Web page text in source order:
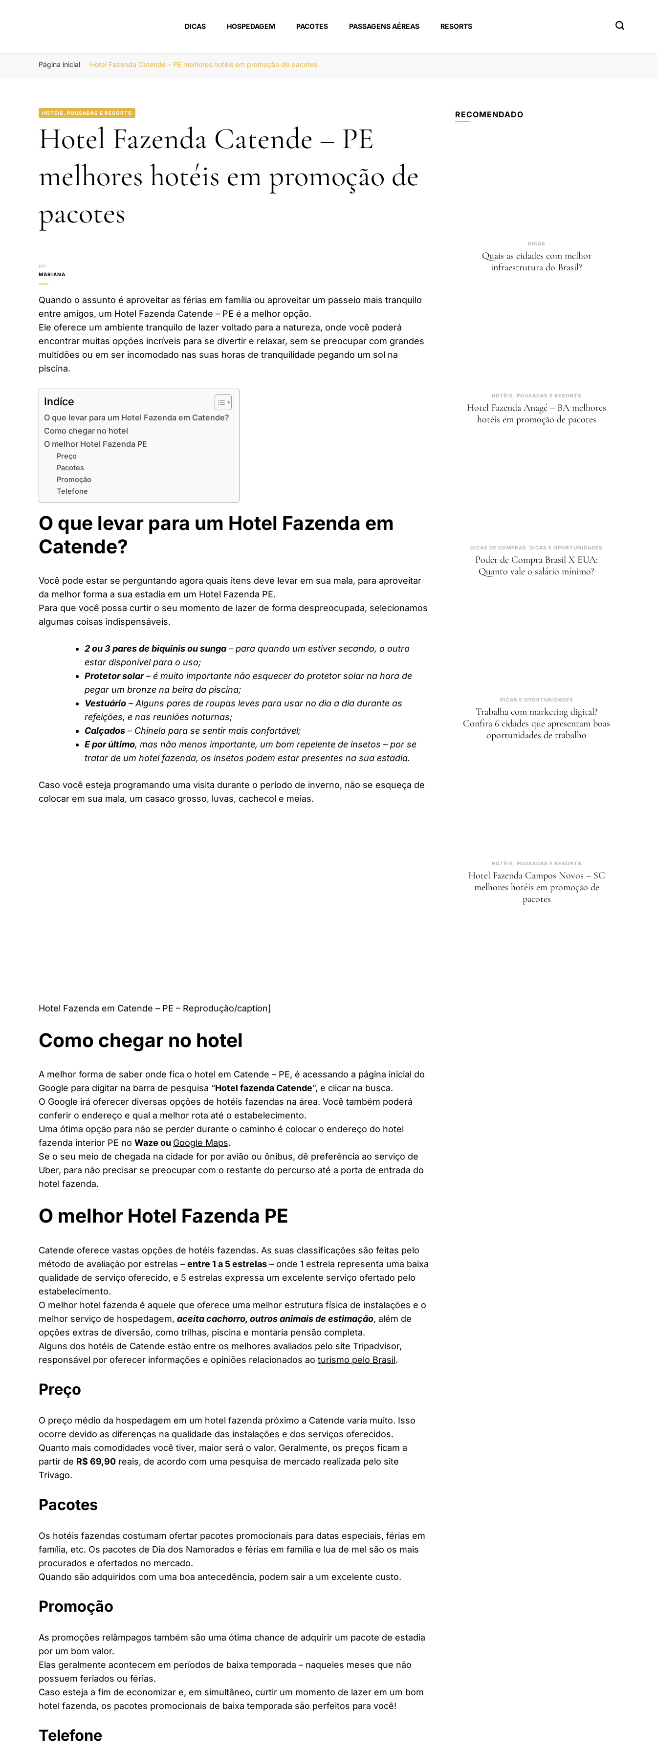
Portal Boa Viagem
DICAS HOSPEDAGEM PACOTES PASSAGENS AÉREAS RESORTS
Página inicial Hotel Fazenda Catende – PE melhores hotéis em promoção de pacotes
HOTÉIS, POUSADAS E RESORTS
Hotel Fazenda Catende – PE
melhores hotéis em promoção de
pacotes
por
MARIANA
Quando o assunto é aproveitar as férias em família ou aproveitar um passeio mais tranquilo
entre amigos, um Hotel Fazenda Catende – PE é a melhor opção.
Ele oferece um ambiente tranquilo de lazer voltado para a natureza, onde você poderá
encontrar muitas opções incríveis para se divertir e relaxar, sem se preocupar com grandes
multidões ou em ser incomodado nas suas horas de tranquilidade pegando um sol na
piscina.
Indíce
O que levar para um Hotel Fazenda em Catende?
Como chegar no hotel
O melhor Hotel Fazenda PE
Preço
Pacotes
Promoção
Telefone
O que levar para um Hotel Fazenda em
Catende?
Você pode estar se perguntando agora quais itens deve levar em sua mala, para aproveitar
da melhor forma a sua estadia em um Hotel Fazenda PE.
Para que você possa curtir o seu momento de lazer de forma despreocupada, selecionamos
algumas coisas indispensáveis.
2 ou 3 pares de biquinis ou sunga – para quando um estiver secando, o outro
estar disponível para o uso;
Protetor solar– é muito importante não esquecer do protetor solar na hora de
pegar um bronze na beira da piscina;
Vestuário – Alguns pares de roupas leves para usar no dia a dia durante as
refeições, e nas reuniões noturnas;
Calçados – Chinelo para se sentir mais confortável;
E por último, mas não menos importante, um bom repelente de insetos – por se
tratar de um hotel fazenda, os insetos podem estar presentes na sua estadia.
Caso você esteja programando uma visita durante o período de inverno, não se esqueça de
colocar em sua mala, um casaco grosso, luvas, cachecol e meias.
Hotel Fazenda em Catende – PE – Reprodução/caption]
Como chegar no hotel
A melhor forma de saber onde fica o hotel em Catende – PE, é acessando a página inicial do
Google para digitar na barra de pesquisa “Hotel fazenda Catende”, e clicar na busca.
O Google irá oferecer diversas opções de hotéis fazendas na área. Você também poderá
conferir o endereço e qual a melhor rota até o estabelecimento.
Uma ótima opção para não se perder durante o caminho é colocar o endereço do hotel
fazenda interior PE no Waze ou Google Maps.
Se o seu meio de chegada na cidade for por avião ou ônibus, dê preferência ao serviço de
Uber, para não precisar se preocupar com o restante do percurso até a porta de entrada do
hotel fazenda.
O melhor Hotel Fazenda PE
Catende oferece vastas opções de hotéis fazendas. As suas classificações são feitas pelo
método de avaliação por estrelas – entre 1 a 5 estrelas – onde 1 estrela representa uma baixa
qualidade de serviço oferecido, e 5 estrelas expressa um excelente serviço ofertado pelo
estabelecimento.
O melhor hotel fazenda é aquele que oferece uma melhor estrutura física de instalações e o
melhor serviço de hospedagem, aceita cachorro, outros animais de estimação, além de
opções extras de diversão, como trilhas, piscina e montaria pensão completa.
Alguns dos hotéis de Catende estão entre os melhores avaliados pelo site Tripadvisor,
responsável por oferecer informações e opiniões relacionados ao turismo pelo Brasil.
Preço
O preço médio da hospedagem em um hotel fazenda próximo a Catende varia muito. Isso
ocorre devido as diferenças na qualidade das instalações e dos serviços oferecidos.
Quanto mais comodidades você tiver, maior será o valor. Geralmente, os preços ficam a
partir de R$ 69,90 reais, de acordo com uma pesquisa de mercado realizada pelo site
Trivago.
Pacotes
Os hotéis fazendas costumam ofertar pacotes promocionais para datas especiais, férias em
família, etc. Os pacotes de Dia dos Namorados e férias em família e lua de mel são os mais
procurados e ofertados no mercado.
Quando são adquiridos com uma boa antecedência, podem sair a um excelente custo.
Promoção
As promoções relâmpagos também são uma ótima chance de adquirir um pacote de estadia
por um bom valor.
Elas geralmente acontecem em períodos de baixa temporada – naqueles meses que não
possuem feriados ou férias.
Caso esteja a fim de economizar e, em simultâneo, curtir um momento de lazer em um bom
hotel fazenda, os pacotes promocionais de baixa temporada são perfeitos para você!
Telefone
RECOMENDADO
DICAS
Quais as cidades com melhor
infraestrutura do Brasil?
HOTÉIS, POUSADAS E RESORTS
Hotel Fazenda Anagé – BA melhores
hotéis em promoção de pacotes
DICAS DE COMPRAS DICAS E OPORTUNIDADES
Poder de Compra Brasil X EUA:
Quanto vale o salário mínimo?
DICAS E OPORTUNIDADES
Trabalha com marketing digital?
Confira 6 cidades que apresentam boas
oportunidades de trabalho
HOTÉIS, POUSADAS E RESORTS
Hotel Fazenda Campos Novos – SC
melhores hotéis em promoção de
pacotes